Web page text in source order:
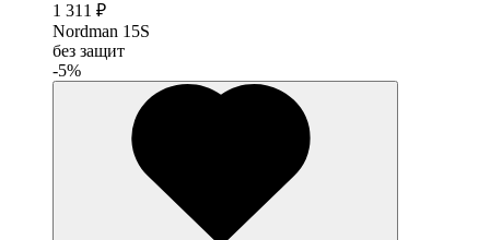
1 311 ₽
Nordman 15S
без защит
-5%